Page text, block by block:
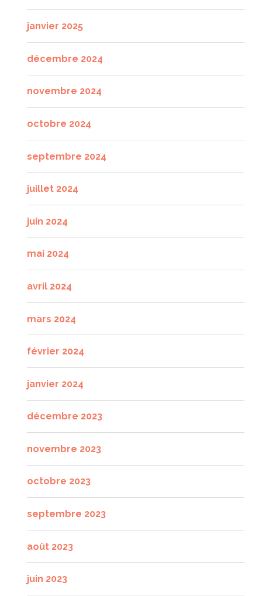
janvier 2025
décembre 2024
novembre 2024
octobre 2024
septembre 2024
juillet 2024
juin 2024
mai 2024
avril 2024
mars 2024
février 2024
janvier 2024
décembre 2023
novembre 2023
octobre 2023
septembre 2023
août 2023
juin 2023